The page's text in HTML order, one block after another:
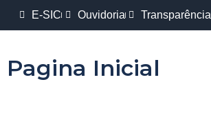
E-SIC Ouvidoria Transparência
Pagina Inicial